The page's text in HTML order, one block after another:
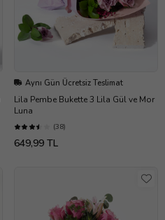
Aynı Gün Ücretsiz Teslimat
Lila Pembe Bukette 3 Lila Gül ve Mor
Luna
(38)
649,99 TL